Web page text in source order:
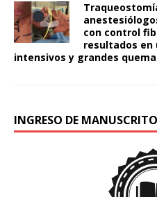
con control
resultados en
intensivos y grandes
INGRESO DE